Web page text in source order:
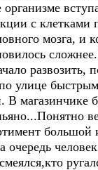
организме
с клетками
мозга, и
развозить,
улице
В магазинчике
большой
очередь